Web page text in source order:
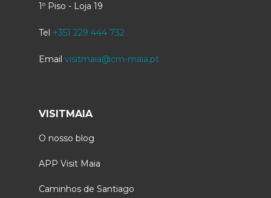
1º Piso - Loja 19
Tel +351 229 444 732
Email visitmaia@cm-maia.pt
VISITMAIA
O nosso blog
APP Visit Maia
Caminhos de Santiago